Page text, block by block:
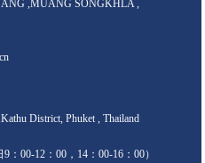
,MUANG SONGKHLA ,
District, Phuket , Thailand
：00-12：00，14：00-16：00）